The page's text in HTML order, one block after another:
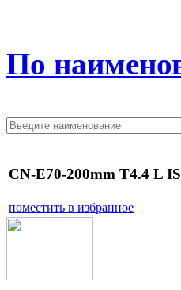
По
CN-E70-200mm T4.4 L
поместить в избранное